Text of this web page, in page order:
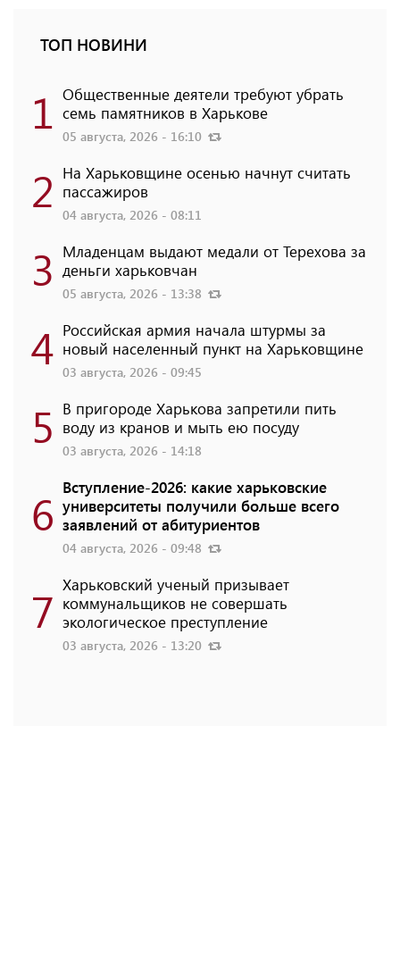
ТОП НОВИНИ
1 Общественные деятели требуют убрать
семь памятников в Харькове
05 августа, 2026 - 16:10
2 На Харьковщине осенью начнут считать
пассажиров
04 августа, 2026 - 08:11
3 Младенцам выдают медали от Терехова за
деньги харьковчан
05 августа, 2026 - 13:38
4 Российская армия начала штурмы за
новый населенный пункт на Харьковщине
03 августа, 2026 - 09:45
5 В пригороде Харькова запретили пить
воду из кранов и мыть ею посуду
03 августа, 2026 - 14:18
6 Вступление-2026: какие харьковские
университеты получили больше всего
заявлений от абитуриентов
04 августа, 2026 - 09:48
7 Харьковский ученый призывает
коммунальщиков не совершать
экологическое преступление
03 августа, 2026 - 13:20